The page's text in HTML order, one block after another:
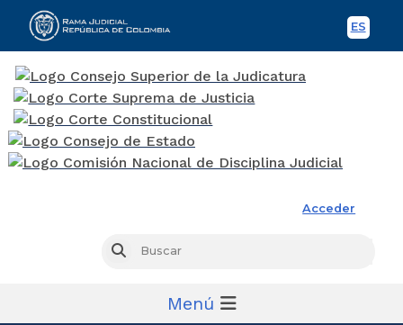
ES
Acceder
Buscar
Menú